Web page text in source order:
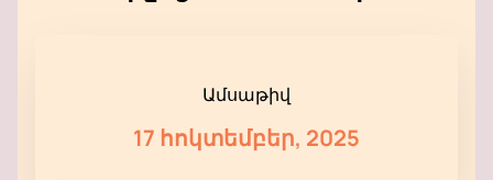
Ամսաթիվ
17 հոկտեմբեր, 2025